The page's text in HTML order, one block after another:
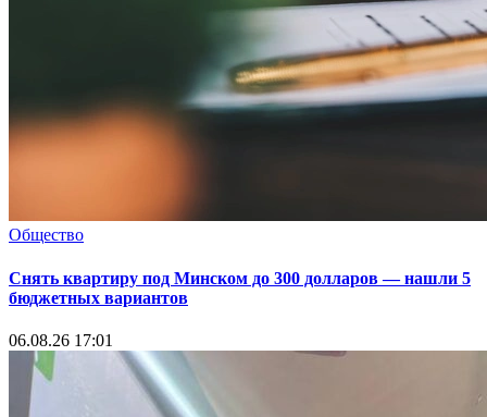
Общество
Снять квартиру под Минском до 300 долларов — нашли 5
бюджетных вариантов
06.08.26 17:01